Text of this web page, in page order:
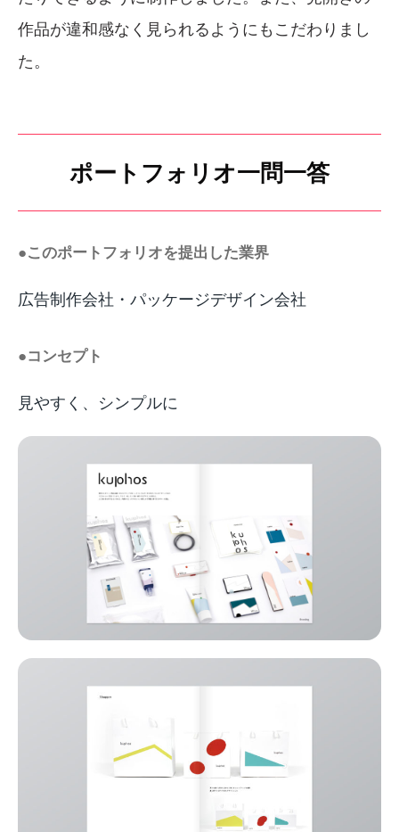
作品が違和感なく見られるようにもこだわりまし
た。
ポートフォリオ一問一答
●このポートフォリオを提出した業界
広告制作会社・パッケージデザイン会社
●コンセプト
見やすく、シンプルに